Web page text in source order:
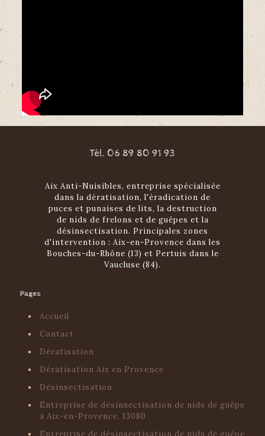
Tél. 06 89 80 91 93
Aix Anti-Nuisibles, entreprise spécialisée
dans la dératisation, l'éradication de
puces et punaises de lits, la destruction
de nids de frelons et de guêpes et la
désinsectisation. Principales zones
d'intervention : Aix-en-Provence dans les
Bouches-du-Rhône (13) et Pertuis dans le
Vaucluse (84).
Pages
Accueil
Contact
Dératisation
Dératisation Aix en Provence
Désinsectisation
Entreprise de désinsectisation de nids de guêpe
à Aix-en-Provence, 13080
Entreprise de désinsectisation de nids de guêpe